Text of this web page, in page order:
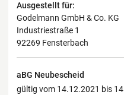
Ausgestellt für:
Godelmann GmbH & Co. KG
Industriestraße 1
92269 Fensterbach
aBG Neubescheid
gültig vom 14.12.2021 bis